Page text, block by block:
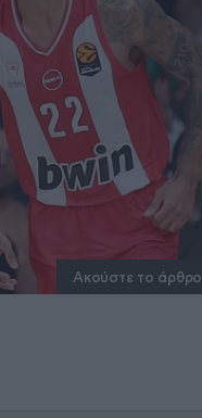
Ακούστε το άρθρο